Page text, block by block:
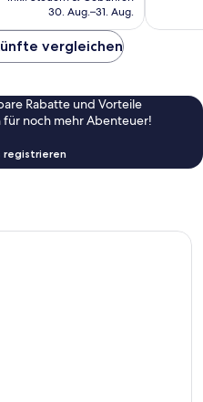
beträgt
30. Aug.–31. Aug.
vergleichen
Rabatte und Vorteile
für noch mehr Abenteuer!